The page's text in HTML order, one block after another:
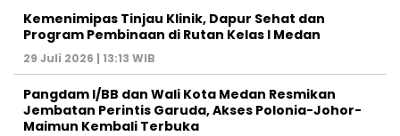
Kemenimipas Tinjau Klinik, Dapur Sehat dan
Program Pembinaan di Rutan Kelas I Medan
29 Juli 2026 | 13:13 WIB
Pangdam I/BB dan Wali Kota Medan Resmikan
Jembatan Perintis Garuda, Akses Polonia-Johor-
Maimun Kembali Terbuka